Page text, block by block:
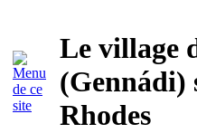
Le village
(Gennádi)
Rhodes